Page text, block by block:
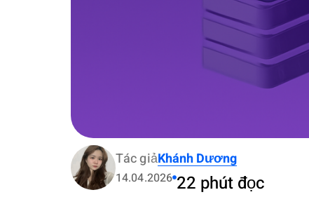
Tác giảKhánh Dương
14.04.2026 22 phút đọc